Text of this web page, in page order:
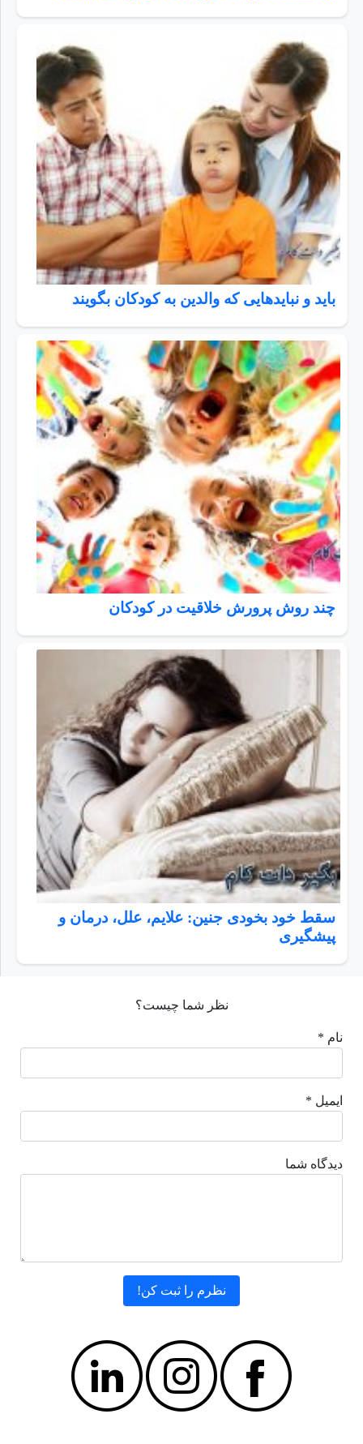
باید و نبایدهایی که والدین به کودکان بگویند
چند روش پرورش خلاقیت در کودکان
سقط خود بخودی جنین: علایم، علل، درمان و
پیشگیری
نظر شما چیست؟
نام *
ایمیل *
دیدگاه شما